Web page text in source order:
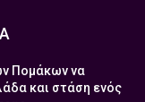
Πομάκων να
και στάση ενός